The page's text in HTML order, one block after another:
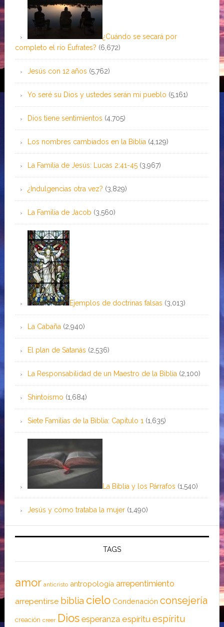
¿Cuándo se secará por
completo el río Éufrates? (6,672)
Jesús con 12 años (5,762)
Yo seré su Dios y ustedes serán mi pueblo (5,161)
Dios tiene sentimientos (4,705)
Los nombres cambiados en la Biblia (4,129)
La Familia de Jesús: Lucas 2:41-45 (3,967)
¿Indulgencias otra vez? (3,829)
La Familia de Jacob (3,560)
Ejemplos de doctrinas falsas (3,013)
La Cabaña (2,940)
El plan de Satanás (2,536)
La Responsabilidad de un Maestro de la Biblia (2,100)
Shintoísmo (1,684)
Siete Familias de la Biblia: Capítulo 1 (1,635)
La Biblia y los Párrafos (1,540)
Jesús y cómo trataba la mujer (1,490)
TAGS
amor anticristo antropología arrepentimiento
arrepentirse biblia cielo Condenación consejería
creación creer Dios esperanza espíritu espíritu